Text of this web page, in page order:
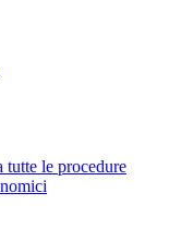
tutte le procedure